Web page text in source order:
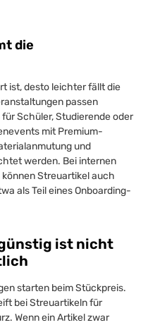
die
ist, desto leichter fällt die
passen
Schüler, Studierende oder
mit Premium-
und
werden. Bei internen
Streuartikel auch
als Teil eines Onboarding-
ist nicht
starten beim Stückpreis.
bei Streuartikeln für
Wenn ein Artikel zwar